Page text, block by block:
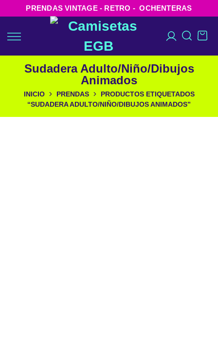
PRENDAS VINTAGE - RETRO - OCHENTERAS
INICIO PRENDAS
PRODUCTOS ETIQUETADOS
“SUDADERA ADULTO/NIÑO/DIBUJOS ANIMADOS”
Sudadera Adulto/Niño/Dibujos
Animados